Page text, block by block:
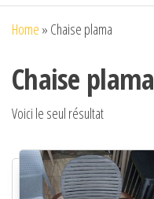
Home » Chaise plama
Chaise plama
Voici le seul résultat